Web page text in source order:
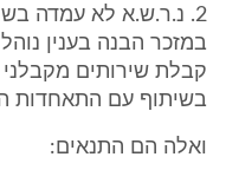
2. נ.ר.ש.א לא עמדה
במזכר הבנה בענין
קבלת שירותים
בשיתוף עם התאחדות
ואלה הם התנאים: